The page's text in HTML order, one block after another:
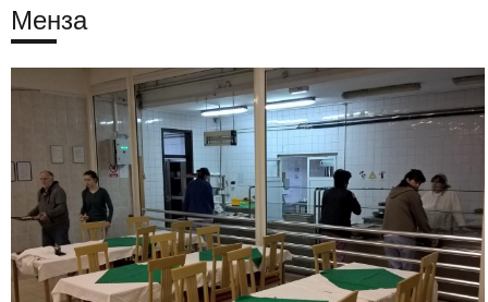
Менза